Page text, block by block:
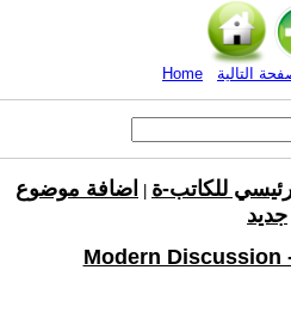
Home التالية
للكاتب-ة
اضافة موضوع
جديد
Modern Discussion